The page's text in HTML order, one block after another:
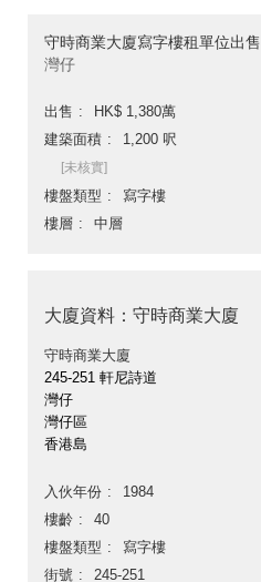
守時商業大廈寫字樓租單位出售
灣仔
出售
HK$ 1,380萬
建築面積
1,200 呎
[未核實]
樓盤類型
寫字樓
樓層
中層
大廈資料：守時商業大廈
守時商業大廈
245-251 軒尼詩道
灣仔
灣仔區
香港島
入伙年份
1984
樓齡
40
樓盤類型
寫字樓
街號
245-251